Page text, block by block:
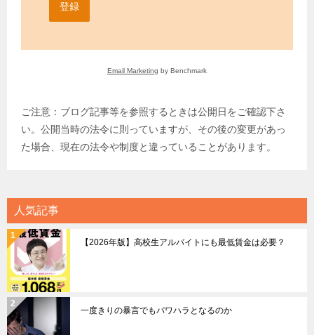
登録
Email Marketing by Benchmark
ご注意：ブログ記事等を参照するときは公開日をご確認下さ
い。公開当時の法令に則っていますが、その後の変更があっ
た場合、現在の法令や制度と違っていることがあります。
人気記事
【2026年版】高校生アルバイトにも最低賃金は必要？
一度きりの暴言でもパワハラとなるのか